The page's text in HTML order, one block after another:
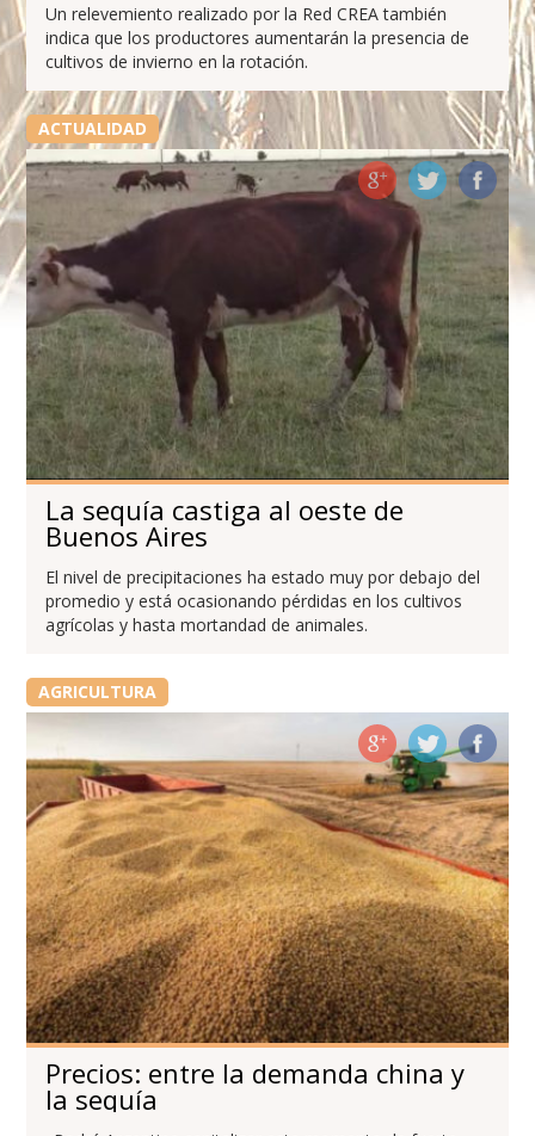
Un relevemiento realizado por la Red CREA también
indica que los productores aumentarán la presencia de
cultivos de invierno en la rotación.
ACTUALIDAD
La sequía castiga al oeste de
Buenos Aires
El nivel de precipitaciones ha estado muy por debajo del
promedio y está ocasionando pérdidas en los cultivos
agrícolas y hasta mortandad de animales.
AGRICULTURA
Precios: entre la demanda china y
la sequía